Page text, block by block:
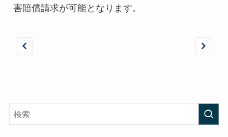
害賠償請求が可能となります。